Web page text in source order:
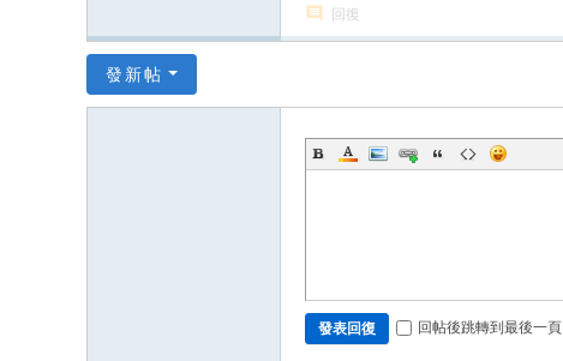
回復
發新帖
發表回復 回帖後跳轉到最後一頁